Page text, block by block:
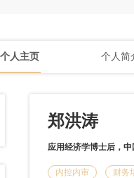
个人主页 个人简
郑洪涛
应用经济学博士后，
内控内审 财务